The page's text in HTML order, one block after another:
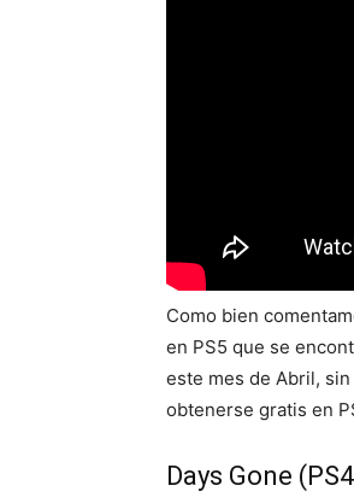
Como bien
en PS5 que se
este mes de Abril,
obtenerse gratis en
Days Gone